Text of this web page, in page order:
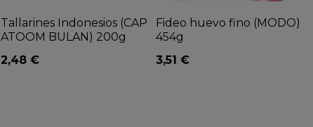
Tallarines Indonesios (CAP
ATOOM BULAN) 200g
2,48 €
Fideo huevo fino (MODO)
454g
3,51 €